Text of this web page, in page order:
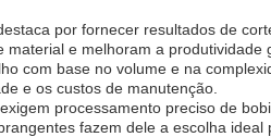
por fornecer resultados de
e melhoram a
com base no volume e na
e os custos de manutenção.
processamento preciso de
fazem dele a escolha